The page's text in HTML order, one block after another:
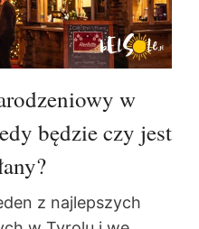
w
będzie czy jest
z najlepszych